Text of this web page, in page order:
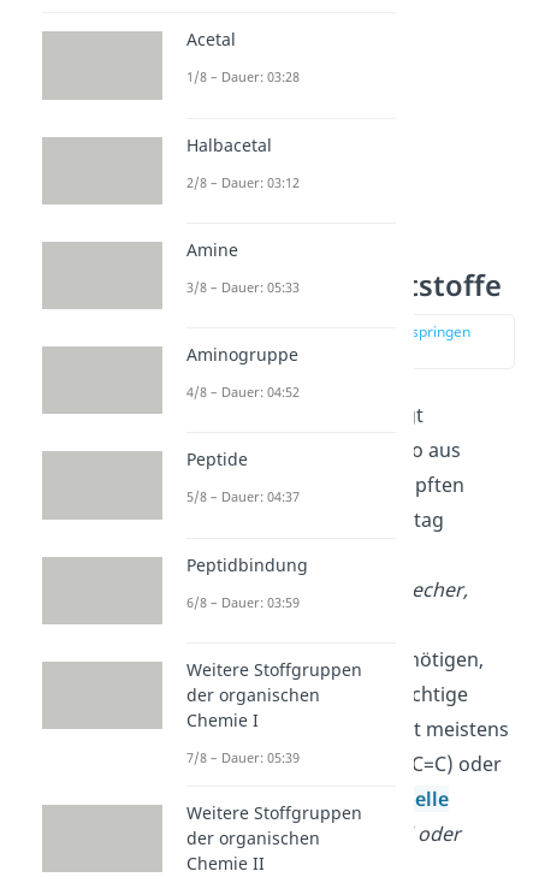
Monomere Kunststoffe
zur Stelle im Video springen
(00:40)
Plastik, oder besser gesagt
Kunststoffe
, bestehen also aus
vielen miteinander verknüpften
Monomeren. Da wir im Alltag
ziemlich viele Kunststoffe
(Plastikflaschen, Joghurtbecher,
Haushaltsschwämme)
benötigen,
spielen sie für uns
eine wichtige
Rolle. Ein Monomer besitzt meistens
eine C-C-Doppelbindung (C=C) oder
funktionelle
Gruppen(z.B. ein Aldehyd oder
Alkohol).
Acetal
1/8 – Dauer: 03:28
Halbacetal
2/8 – Dauer: 03:12
Amine
3/8 – Dauer: 05:33
Aminogruppe
4/8 – Dauer: 04:52
Peptide
5/8 – Dauer: 04:37
Peptidbindung
6/8 – Dauer: 03:59
Weitere Stoffgruppen
der organischen
Chemie I
7/8 – Dauer: 05:39
Weitere Stoffgruppen
der organischen
Chemie II